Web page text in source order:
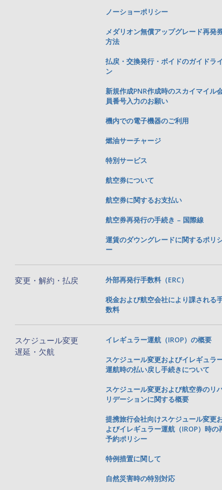
ノーショーポリシー
メダリオン無償アップグレード再発
方法
払戻・交換発行・ボイドのガイドラ
ン
新規作成PNR作成時のスカイマイル
員番号入力のお願い
機内での電子機器のご利用
燃油サーチャージ
特別サービス
航空券について
航空券に関するお支払い
航空券再発行の手続き – 国際線
運賃のダウングレードに関するポリ
ー
変更・解約・払戻 外部再発行手数料（ERC）
税金および航空会社により課される
数料
スケジュール変更
遅延・欠航
イレギュラー運航（IROP）の概要
スケジュール変更およびイレギュラ
運航時の払い戻し手続きについて
スケジュール変更および航空券のリ
リデーションに関する概要
提携旅行会社向けスケジュール変更
よびイレギュラー運航（IROP）時の
予約ポリシー
特例措置に関して
自然災害時の特別対応